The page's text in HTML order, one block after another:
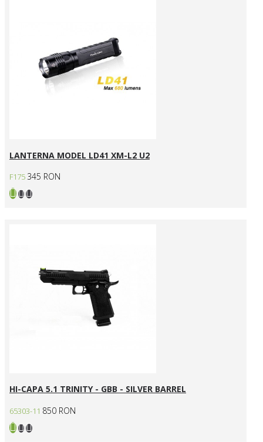
LANTERNA MODEL LD41 XM-L2 U2
F175 345 RON
HI-CAPA 5.1 TRINITY - GBB - SILVER BARREL
65303-11 850 RON